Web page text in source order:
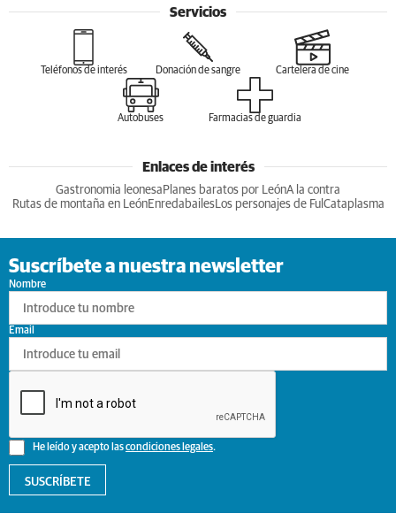
Servicios
Teléfonos de interés Donación de sangre Cartelera de cine
Autobuses Farmacias de guardia
Enlaces de interés
Gastronomia leonesa Planes baratos por LeónA la contra
Rutas de montaña en LeónEnredabailesLos personajes de Ful Cataplasma
Suscríbete a nuestra newsletter
Nombre
He leído y acepto lascondiciones legales.
Email
SUSCRÍBETE